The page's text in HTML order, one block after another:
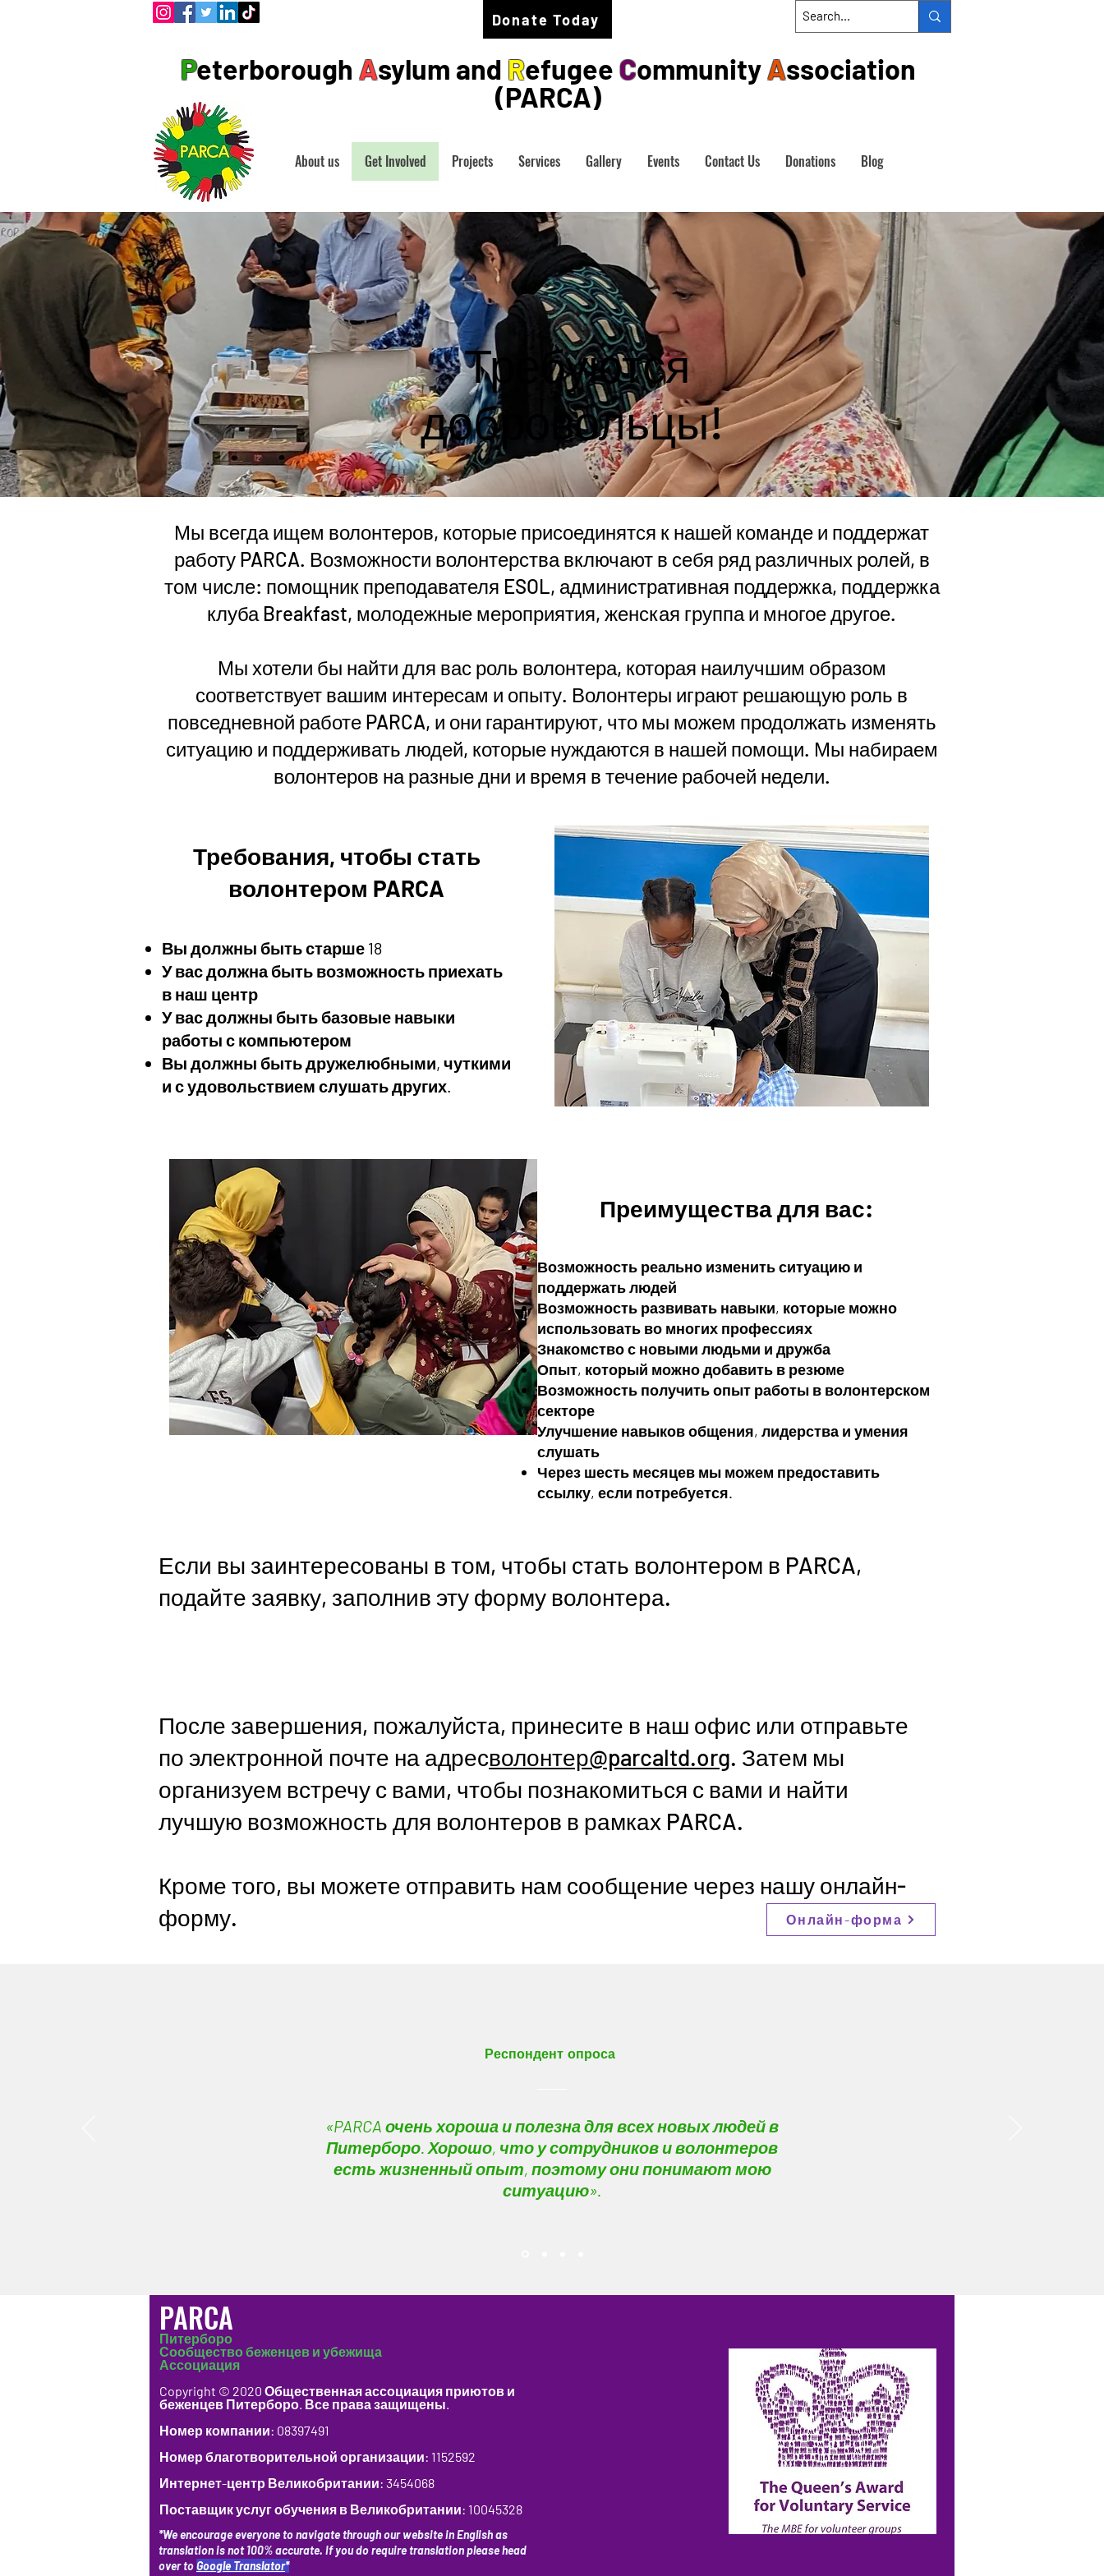
Donate Today
Peterborough Asylum and RefugeeCommunityAssociation
(PARCA)
About us Get Involved Projects Services Gallery Events Contact Us Donations Blog
Требуются
добровольцы!
Мы всегда ищем волонтеров, которые присоединятся к нашей команде и поддержат
работу PARCA. Возможности волонтерства включают в себя ряд различных ролей, в
том числе: помощник преподавателя ESOL, административная поддержка, поддержка
клуба Breakfast, молодежные мероприятия, женская группа и многое другое.
Мы хотели бы найти для вас роль волонтера, которая наилучшим образом
соответствует вашим интересам и опыту. Волонтеры играют решающую роль в
повседневной работе PARCA, и они гарантируют, что мы можем продолжать изменять
ситуацию и поддерживать людей, которые нуждаются в нашей помощи. Мы набираем
волонтеров на разные дни и время в течение рабочей недели.
Требования, чтобы стать
волонтером PARCA
Вы должны быть старше 18
У вас должна быть возможность приехать
в наш центр
У вас должны быть базовые навыки
работы с компьютером
Вы должны быть дружелюбными, чуткими
и с удовольствием слушать других.
Преимущества для вас:
Возможность реально изменить ситуацию и
поддержать людей
Возможность развивать навыки, которые можно
использовать во многих профессиях
Знакомство с новыми людьми и дружба
Опыт, который можно добавить в резюме
Возможность получить опыт работы в волонтерском
секторе
Улучшение навыков общения, лидерства и умения
слушать
Через шесть месяцев мы можем предоставить
ссылку, если потребуется.
Если вы заинтересованы в том, чтобы стать волонтером в PARCA,
подайте заявку, заполнив эту форму волонтера.
После завершения, пожалуйста, принесите в наш офис или отправьте
по электронной почте на адресволонтер@parcaltd.org. Затем мы
организуем встречу с вами, чтобы познакомиться с вами и найти
лучшую возможность для волонтеров в рамках PARCA.
Кроме того, вы можете отправить нам сообщение через нашу онлайн-
форму.
Онлайн-форма
Респондент опроса
«PARCA очень хороша и полезна для всех новых людей в
Питерборо. Хорошо, что у сотрудников и волонтеров
есть жизненный опыт, поэтому они понимают мою
ситуацию».
PARCA
Питерборо
Сообщество беженцев и убежища
Ассоциация
Copyright © 2020 Общественная ассоциация приютов и
беженцев Питерборо. Все права защищены.
Номер компании: 08397491
Номер благотворительной организации: 1152592
Интернет-центр Великобритании: 3454068
Поставщик услуг обучения в Великобритании: 10045328
*We encourage everyone to navigate through our website in English as
translation is not 100% accurate. If you do require translation please head
over toGoogle Translator*